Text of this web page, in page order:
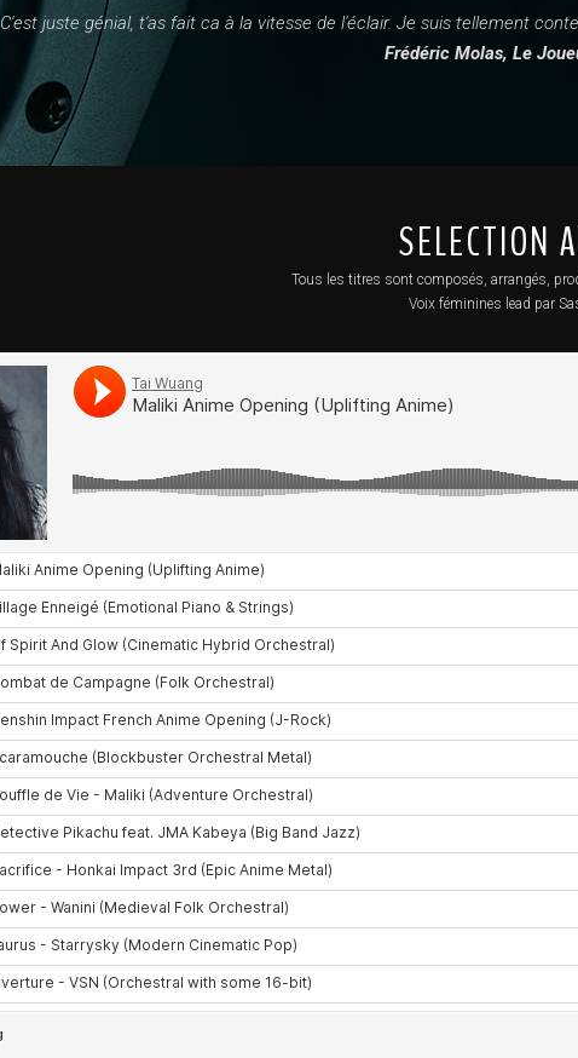
C'est juste génial, t'as fait ca à la vitesse de l'éclair. Je suis tellement
Frédéric Molas, Le
SELECTION
Tous les titres sont composés, arrangés,
Voix féminines lead par